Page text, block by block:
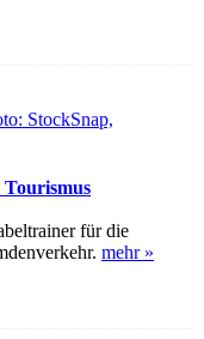
für die
mehr »